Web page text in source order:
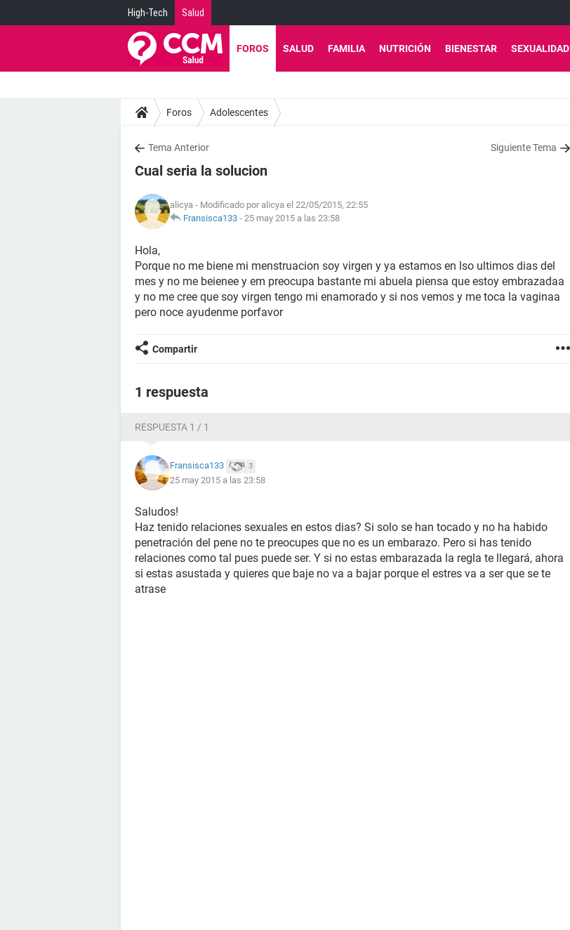
High-Tech Salud
FOROS SALUD FAMILIA NUTRICIÓN BIENESTAR SEXUALIDAD
Foros Adolescentes
Tema Anterior Siguiente Tema
Cual seria la solucion
alicya - Modificado por alicya el 22/05/2015, 22:55
Fransisca133 - 25 may 2015 a las 23:58
Hola,
Porque no me biene mi menstruacion soy virgen y ya estamos en lso ultimos dias del
mes y no me beienee y em preocupa bastante mi abuela piensa que estoy embrazadaa
y no me cree que soy virgen tengo mi enamorado y si nos vemos y me toca la vaginaa
pero noce ayudenme porfavor
Compartir
1 respuesta
RESPUESTA 1 / 1
Fransisca133 3
25 may 2015 a las 23:58
Saludos!
Haz tenido relaciones sexuales en estos dias? Si solo se han tocado y no ha habido
penetración del pene no te preocupes que no es un embarazo. Pero si has tenido
relaciones como tal pues puede ser. Y si no estas embarazada la regla te llegará, ahora
si estas asustada y quieres que baje no va a bajar porque el estres va a ser que se te
atrase